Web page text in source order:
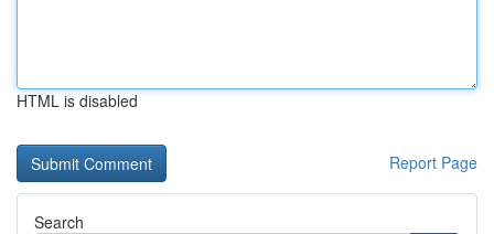
HTML is disabled
Report Page
Search